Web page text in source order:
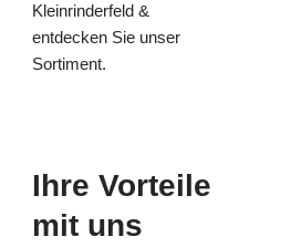
Kleinrinderfeld &
entdecken Sie unser
Sortiment.
Ihre Vorteile
mit uns